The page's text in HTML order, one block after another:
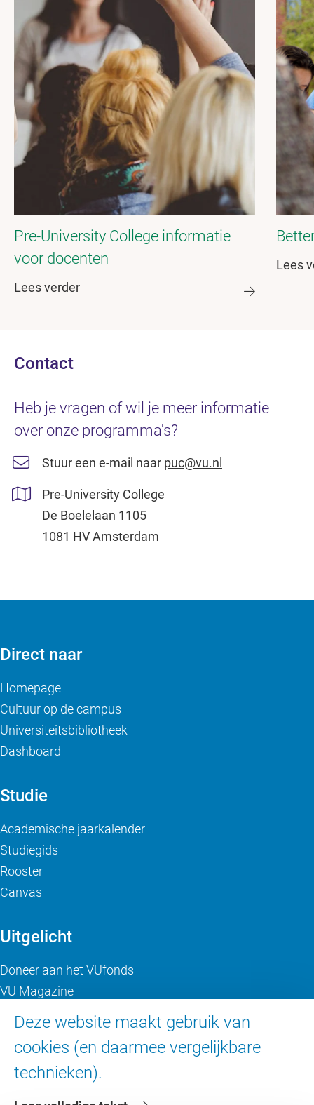
Pre-University College informatie
voor docenten
Lees verder
Lees
Contact
Heb je vragen of wil je meer informatie
over onze programma's?
Stuur een e-mail naar puc@vu.nl
Pre-University College
De Boelelaan 1105
1081 HV Amsterdam
Deze website maakt gebruik van
cookies (en daarmee vergelijkbare
technieken).
Direct naar
Homepage
Cultuur op de campus
Universiteitsbibliotheek
Dashboard
Studie
Academische jaarkalender
Studiegids
Rooster
Canvas
Uitgelicht
Doneer aan het VUfonds
VU Magazine
Digitale toegankelijkheid
Over de VU